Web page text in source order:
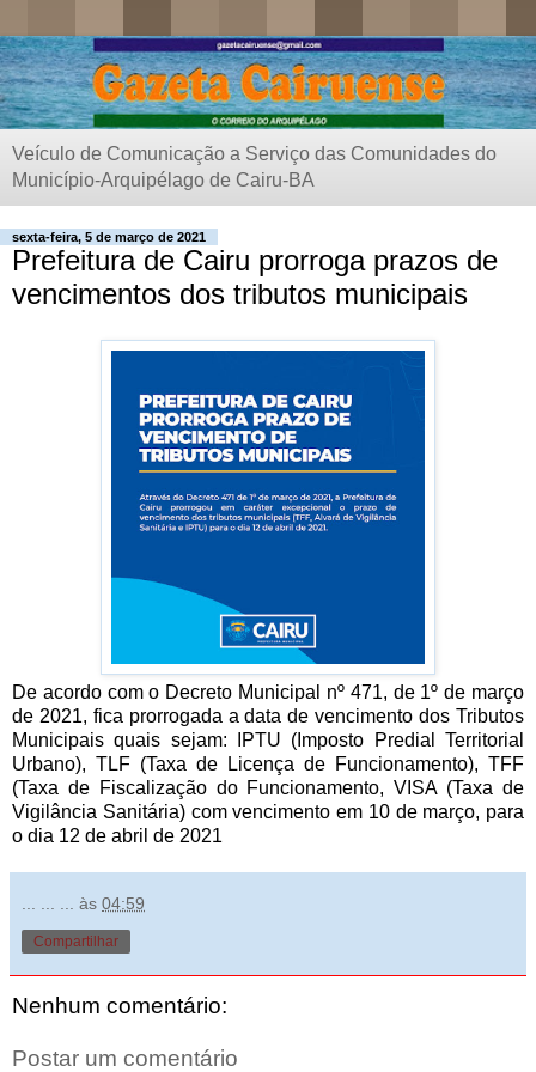
Veículo de Comunicação a Serviço das Comunidades do
Município-Arquipélago de Cairu-BA
sexta-feira, 5 de março de 2021
Prefeitura de Cairu prorroga prazos de
vencimentos dos tributos municipais
De acordo com o Decreto Municipal nº 471, de 1º de março
de 2021, fica prorrogada a data de vencimento dos Tributos
Municipais quais sejam: IPTU (Imposto Predial Territorial
Urbano), TLF (Taxa de Licença de Funcionamento), TFF
(Taxa de Fiscalização do Funcionamento, VISA (Taxa de
Vigilância Sanitária) com vencimento em 10 de março, para
o dia 12 de abril de 2021
às 04:59
Compartilhar
Nenhum comentário:
Postar um comentário